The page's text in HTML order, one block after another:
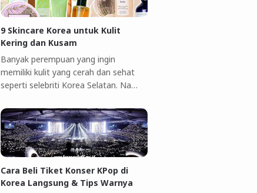
9 Skincare Korea untuk Kulit
Kering dan Kusam
Banyak perempuan yang ingin
memiliki kulit yang cerah dan sehat
seperti selebriti Korea Selatan. Na…
Cara Beli Tiket Konser KPop di
Korea Langsung & Tips Warnya